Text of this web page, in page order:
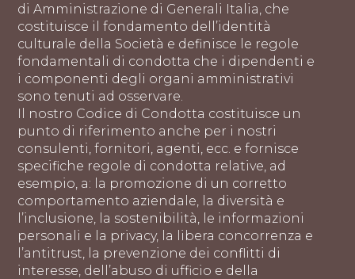
di Amministrazione di Generali Italia, che
costituisce il fondamento dell’identità
culturale della Società e definisce le regole
fondamentali di condotta che i dipendenti e
i componenti degli organi amministrativi
sono tenuti ad osservare.
Il nostro Codice di Condotta costituisce un
punto di riferimento anche per i nostri
consulenti, fornitori, agenti, ecc. e fornisce
specifiche regole di condotta relative, ad
esempio, a: la promozione di un corretto
comportamento aziendale, la diversità e
l’inclusione, la sostenibilità, le informazioni
personali e la privacy, la libera concorrenza e
l’antitrust, la prevenzione dei conflitti di
interesse, dell’abuso di ufficio e della